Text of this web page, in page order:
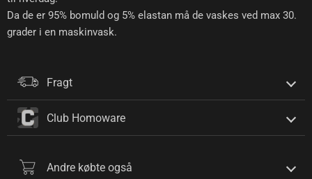
Da de er 95% bomuld og 5% elastan må de vaskes ved max 30.
grader i en maskinvask.
Fragt
Club Homoware
Andre købte også